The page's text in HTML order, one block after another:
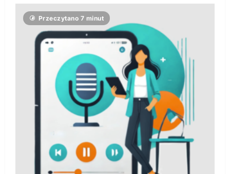
o
Email
marketing
i
SMS
marketing
jak
wykorzystać
bazy
danych
firm
w
generowaniu
leadów
sprzedażowych?
Przeczytano 7 minut